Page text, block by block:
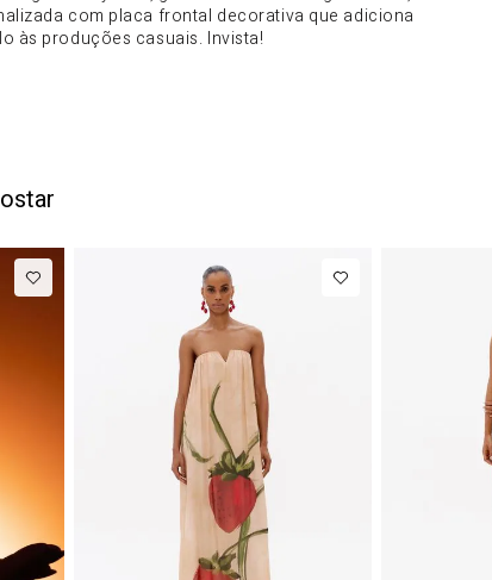
com placa frontal decorativa que adiciona
às produções casuais. Invista!